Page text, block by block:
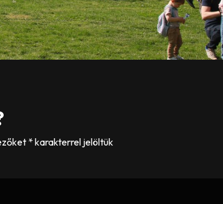
*karakterrel jelöltük